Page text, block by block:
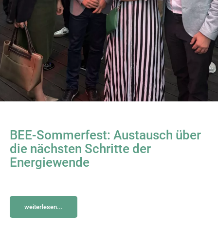
BEE-Sommerfest: Austausch über
die nächsten Schritte der
Energiewende
weiterlesen...